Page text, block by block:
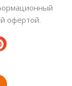
офертой.